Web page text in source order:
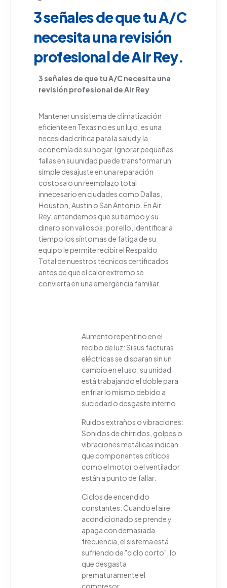
3 señales de que tu A/C
necesita una revisión
profesional de Air Rey.
3 señales de que tuA/Cnecesita una
revisión profesional de Air Rey
Mantener un sistema de climatización
eficiente en Texas no es un lujo, es una
necesidad crítica para la salud y la
economía de su hogar. Ignorar pequeñas
fallas en su unidad puede transformar un
simple desajuste en una reparación
costosa o un reemplazo total
innecesario en ciudades como Dallas,
Houston, Austin o San Antonio. En Air
Rey, entendemos que su tiempo y su
dinero son valiosos; por ello, identificar a
tiempo los síntomas de fatiga de su
equipo le permite recibir el Respaldo
Total de nuestros técnicos certificados
antes de que el calor extremo se
convierta en una emergencia familiar.
Aumento repentino en el
recibo de luz: Si sus facturas
eléctricas se disparan sin un
cambio en el uso, su unidad
está trabajando el doble para
enfriar lo mismo debido a
suciedad o desgaste interno
Ruidos extraños o vibraciones:
Sonidos de chirridos, golpes o
vibraciones metálicas indican
que componentes críticos
como el motor o el ventilador
están a punto de fallar.
Ciclos de encendido
constantes: Cuando el aire
acondicionado se prende y
apaga con demasiada
frecuencia, el sistema está
sufriendo de "ciclo corto", lo
que desgasta
prematuramente el
compresor.